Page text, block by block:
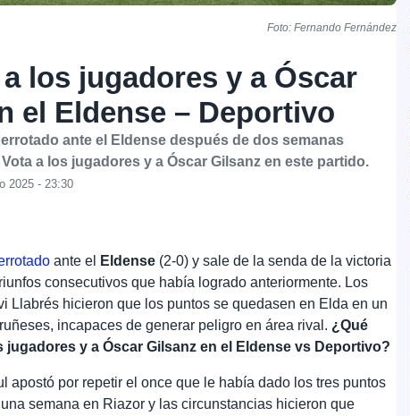
Foto: Fernando Fernández
a los jugadores y a Óscar
el Eldense – Deportivo
ante el Eldense después de dos semanas
a los jugadores y a Óscar Gilsanz en este partido.
2025 - 23:30
ante el Eldense (2-0) y sale de la senda de la victoria
consecutivos que había logrado anteriormente. Los
Llabrés hicieron que los puntos se quedasen en Elda en un
incapaces de generar peligro en área rival. ¿Qué
jugadores y a Óscar Gilsanz en el Eldense vs Deportivo?
apostó por repetir el once que le había dado los tres puntos
semana en Riazor y las circunstancias hicieron que